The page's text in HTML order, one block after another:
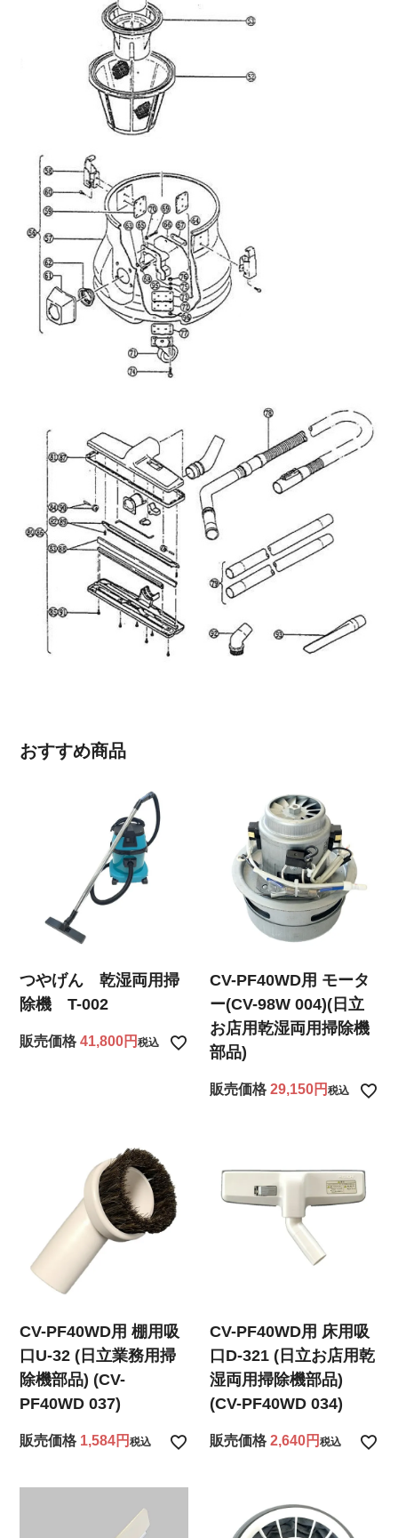
おすすめ商品
つやげん 乾湿両用掃
除機 T-002
販売価格 41,800 税込
CV-PF40WD用 モータ
ー(CV-98W 004)(日立
お店用乾湿両用掃除機
部品)
販売価格 29,150 税込
CV-PF40WD用 棚用吸
口U-32 (日立業務用掃
除機部品) (CV-
PF40WD 037)
販売価格 1,584 税込
CV-PF40WD用 床用吸
口D-321 (日立お店用乾
湿両用掃除機部品)
(CV-PF40WD 034)
販売価格 2,640 税込